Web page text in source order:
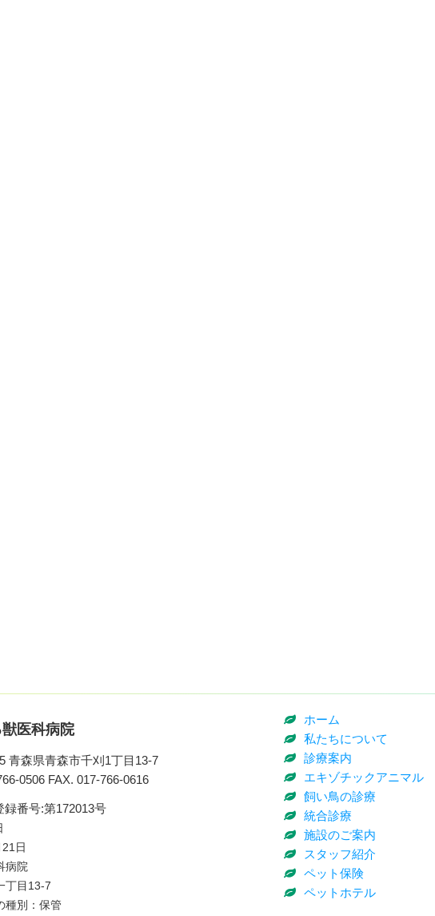
医科病院
青森県青森市千刈1丁目13-7
0506 FAX. 017-766-0616
録番号:第172013号
日
病院
丁目13-7
種別：保管
ホーム
私たちについて
診療案内
エキゾチックアニマル
飼い鳥の診療
統合診療
施設のご案内
スタッフ紹介
ペット保険
ペットホテル